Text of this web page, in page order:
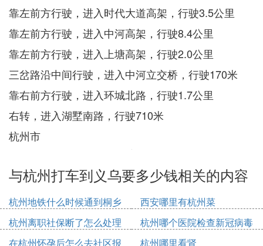
靠左前方行驶，进入时代大道高架，行驶3.5公里
靠左前方行驶，进入中河高架，行驶8.4公里
靠左前方行驶，进入上塘高架，行驶2.0公里
三岔路沿中间行驶，进入中河立交桥，行驶170米
靠右前方行驶，进入环城北路，行驶1.7公里
右转，进入湖墅南路，行驶710米
杭州市
与杭州打车到义乌要多少钱相关的内容
杭州地铁什么时候通到桐乡
西安哪里有杭州菜
杭州离职社保断了怎么处理
杭州哪个医院检查新冠病毒
在杭州怀孕后怎么去社区报
杭州哪里看肾